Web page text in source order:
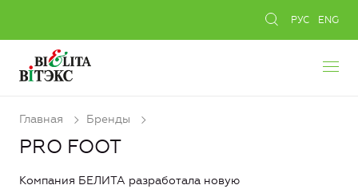
РУС ENG
Главная Бренды
PRO FOOT
Компания БЕЛИТА разработала новую